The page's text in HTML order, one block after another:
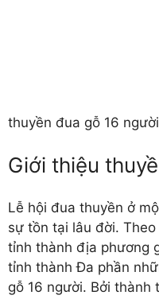
thuyền đua gỗ 16 người
Giới thiệu
Lễ hội đua thuyền ở
sự tồn tại lâu đời.
tỉnh thành địa phương
tỉnh thành Đa phần
gỗ 16 người. Bởi thành